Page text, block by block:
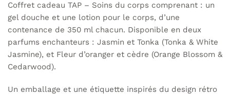
initial
était :
35.00€.
actuel
est :
28.00€.
Coffret cadeau TAP – Soins du corps comprenant : un
gel douche et une lotion pour le corps, d’une
contenance de 350 ml chacun. Disponible en deux
parfums enchanteurs : Jasmin et Tonka (Tonka & White
Jasmine), et Fleur d’oranger et cèdre (Orange Blossom &
Cedarwood).
Un emballage et une étiquette inspirés du design rétro